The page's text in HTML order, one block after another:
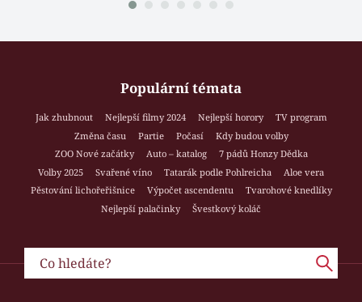
Populární témata
Jak zhubnout Nejlepší filmy 2024 Nejlepší horory
TV program
Změna času
Partie Počasí
Kdy budou volby
ZOO Nové začátky
Auto – katalog
7 pádů Honzy Dědka
Volby 2025
Svařené víno Tatarák podle Pohlreicha
Aloe vera
Pěstování lichořeřišnice
Výpočet ascendentu
Tvarohové knedlíky
Nejlepší palačinky
Švestkový koláč